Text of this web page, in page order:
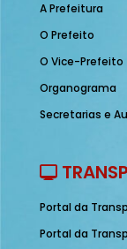
A Prefeitura
O Prefeito
O Vice-Prefeito
Organograma
Secretarias e
Portal da
Portal da